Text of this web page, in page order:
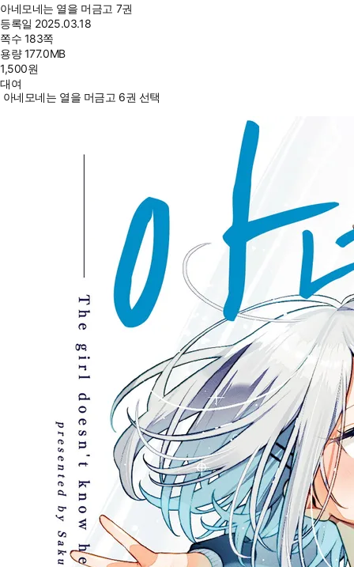
아네모네는 열을 머금고 7권
등록일 2025.03.18
쪽수 183쪽
용량177.0MB
1,500원
대여
아네모네는 열을 머금고 6권 선택